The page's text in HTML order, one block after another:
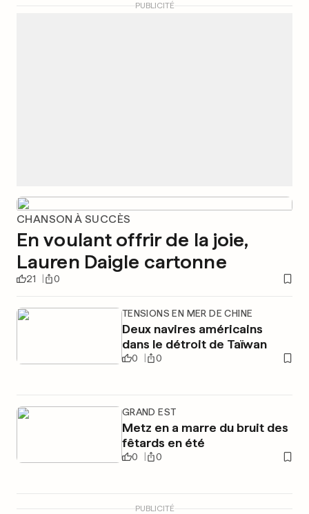
PUBLICITÉ
CHANSON À SUCCÈS
En voulant offrir de la joie,
Lauren Daigle cartonne
21 0
TENSIONS EN MER DE CHINE
Deux navires américains
dans le détroit de Taïwan
0 0
GRAND EST
Metz en a marre du bruit des
fêtards en été
0 0
PUBLICITÉ